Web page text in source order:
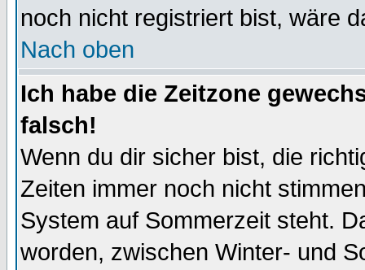
noch nicht registriert bist, wäre
Nach oben
Ich habe die Zeitzone
falsch!
Wenn du dir sicher bist, die
Zeiten immer noch nicht
System auf Sommerzeit steht.
worden, zwischen Winter- und